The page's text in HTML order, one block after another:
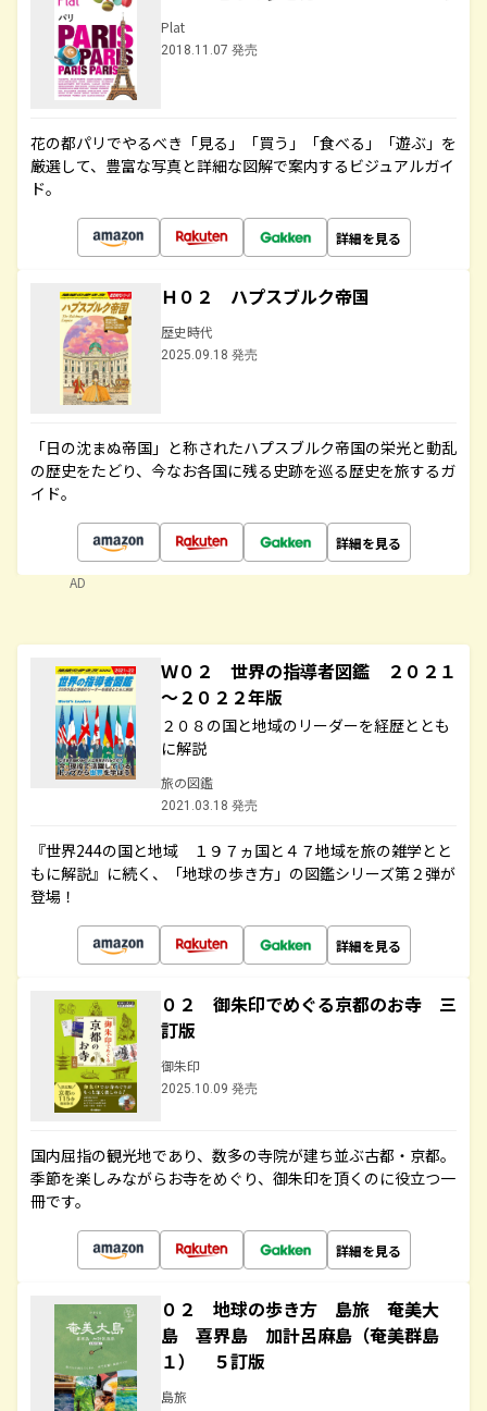
Plat
2018.11.07 発売
花の都パリでやるべき「見る」「買う」「食べる」「遊ぶ」を
厳選して、豊富な写真と詳細な図解で案内するビジュアルガイ
ド。
詳細を見る
Ｈ０２ ハプスブルク帝国
歴史時代
2025.09.18 発売
「日の沈まぬ帝国」と称されたハプスブルク帝国の栄光と動乱
の歴史をたどり、今なお各国に残る史跡を巡る歴史を旅するガ
イド。
詳細を見る
AD
Ｗ０２ 世界の指導者図鑑 ２０２１
～２０２２年版
２０８の国と地域のリーダーを経歴ととも
に解説
旅の図鑑
2021.03.18 発売
『世界244の国と地域 １９７ヵ国と４７地域を旅の雑学とと
もに解説』に続く、「地球の歩き方」の図鑑シリーズ第２弾が
登場！
詳細を見る
０２ 御朱印でめぐる京都のお寺 三
訂版
御朱印
2025.10.09 発売
国内屈指の観光地であり、数多の寺院が建ち並ぶ古都・京都。
季節を楽しみながらお寺をめぐり、御朱印を頂くのに役立つ一
冊です。
詳細を見る
０２ 地球の歩き方 島旅 奄美大
島 喜界島 加計呂麻島（奄美群島
１） ５訂版
島旅